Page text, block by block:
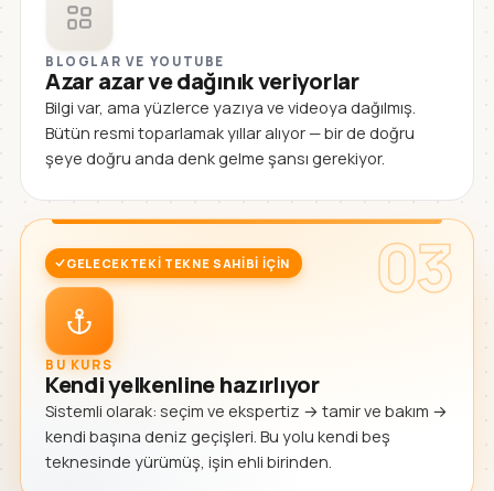
BLOGLAR VE YOUTUBE
Azar azar ve dağınık veriyorlar
Bilgi var, ama yüzlerce yazıya ve videoya dağılmış.
Bütün resmi toparlamak yıllar alıyor — bir de doğru
şeye doğru anda denk gelme şansı gerekiyor.
03
GELECEKTEKI TEKNE SAHIBI IÇIN
BU KURS
Kendi yelkenline hazırlıyor
Sistemli olarak: seçim ve ekspertiz → tamir ve bakım →
kendi başına deniz geçişleri. Bu yolu kendi beş
teknesinde yürümüş, işin ehli birinden.